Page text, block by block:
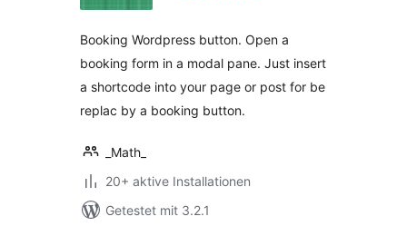
Booking Wordpress button. Open a
booking form in a modal pane. Just insert
a shortcode into your page or post for be
replac by a booking button.
_Math_
20+ aktive Installationen
Getestet mit 3.2.1